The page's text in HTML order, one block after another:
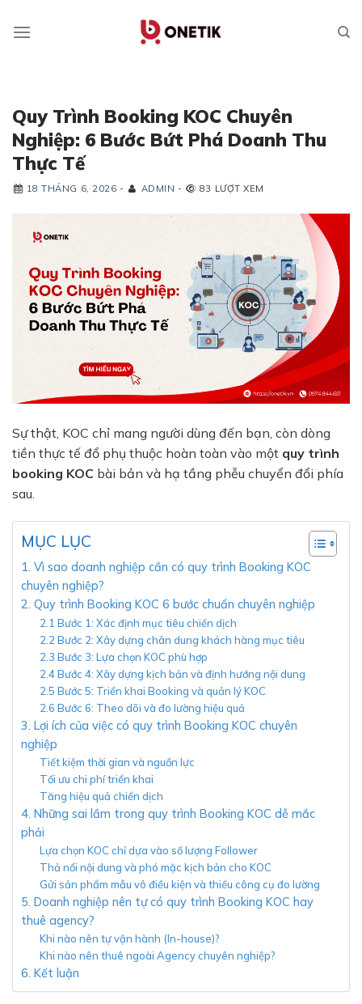
Quy Trình Booking KOC Chuyên
Nghiệp: 6 Bước Bứt Phá Doanh Thu
Thực Tế
18 THÁNG 6, 2026 - ADMIN - 83 LƯỢT XEM
Sự thật, KOC chỉ mang người dùng đến bạn, còn dòng
tiền thực tế đổ phụ thuộc hoàn toàn vào một quy trình
booking KOC bài bản và hạ tầng phễu chuyển đổi phía
sau.
MỤC LỤC
1. Vì sao doanh nghiệp cần có quy trình Booking KOC
chuyên nghiệp?
2. Quy trình Booking KOC 6 bước chuẩn chuyên nghiệp
2.1 Bước 1: Xác định mục tiêu chiến dịch
2.2 Bước 2: Xây dựng chân dung khách hàng mục tiêu
2.3 Bước 3: Lựa chọn KOC phù hợp
2.4 Bước 4: Xây dựng kịch bản và định hướng nội dung
2.5 Bước 5: Triển khai Booking và quản lý KOC
2.6 Bước 6: Theo dõi và đo lường hiệu quả
3. Lợi ích của việc có quy trình Booking KOC chuyên
nghiệp
Tiết kiệm thời gian và nguồn lực
Tối ưu chi phí triển khai
Tăng hiệu quả chiến dịch
4. Những sai lầm trong quy trình Booking KOC dễ mắc
phải
Lựa chọn KOC chỉ dựa vào số lượng Follower
Thả nổi nội dung và phó mặc kịch bản cho KOC
Gửi sản phẩm mẫu vô điều kiện và thiếu công cụ đo lường
5. Doanh nghiệp nên tự có quy trình Booking KOC hay
thuê agency?
Khi nào nên tự vận hành (In-house)?
Khi nào nên thuê ngoài Agency chuyên nghiệp?
6. Kết luận